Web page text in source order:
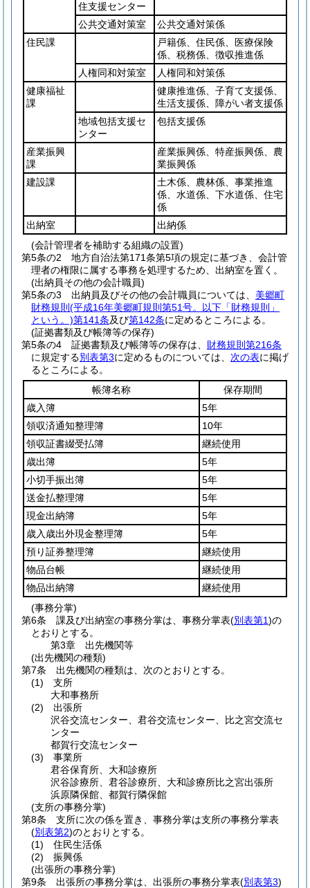
住支援センター
公共交通対策室
公共交通対策係
住民課
戸籍係、住民係、医療保険
係、税務係、徴収推進係
人権同和対策室
人権同和対策係
健康福祉
課
健康推進係、子育て支援係、
生活支援係、障がい者支援係
地域包括支援セ
ンター
包括支援係
産業振興
課
産業振興係、特産振興係、農
業振興係
建設課
土木係、農林係、事業推進
係、水道係、下水道係、住宅
係
出納室
出納係
(会計管理者を補助する組織の設置)
第5条の2
地方自治法第171条第5項の規定に基づき、会計管
理者の権限に属する事務を処理するため、出納室を置く。
(出納員その他の会計職員)
第5条の3
出納員及びその他の会計職員については、 美郷町
財務規則 (平成16年美郷町規則第51号。以下「財務規則」
という。)第141条及び第142条に定めるところによる。
(証拠書類及び帳簿等の保存)
第5条の4
証拠書類及び帳簿等の保存は、 財務規則第216条
に規定する別表第3に定めるものについては、 次の表に掲げ
るところによる。
帳簿名称
保存期間
歳入簿
5年
領収済通知整理簿
10年
領収証書綴受払簿
継続使用
歳出簿
5年
小切手振出簿
5年
送金払整理簿
5年
現金出納簿
5年
歳入歳出外現金整理簿
5年
預り証券整理簿
継続使用
物品台帳
継続使用
物品出納簿
継続使用
(事務分掌)
第6条
課及び出納室の事務分掌は、事務分掌表(別表第1)の
とおりとする。
第3章
出先機関等
(出先機関の種類)
第7条
出先機関の種類は、次のとおりとする。
(1)
支所
大和事務所
(2)
出張所
沢谷交流センター、君谷交流センター、比之宮交流セ
ンター
都賀行交流センター
(3)
事業所
君谷保育所、大和診療所
沢谷診療所、君谷診療所、大和診療所比之宮出張所
浜原隣保館、都賀行隣保館
(支所の事務分掌)
第8条
支所に次の係を置き、事務分掌は支所の事務分掌表
(別表第2)のとおりとする。
(1)
住民生活係
(2)
振興係
(出張所の事務分掌)
第9条
出張所の事務分掌は、出張所の事務分掌表(別表第3)